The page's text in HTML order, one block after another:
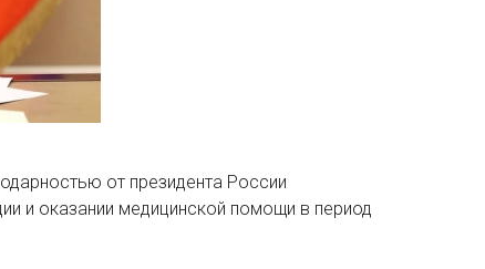
от президента России
и оказании медицинской помощи в период